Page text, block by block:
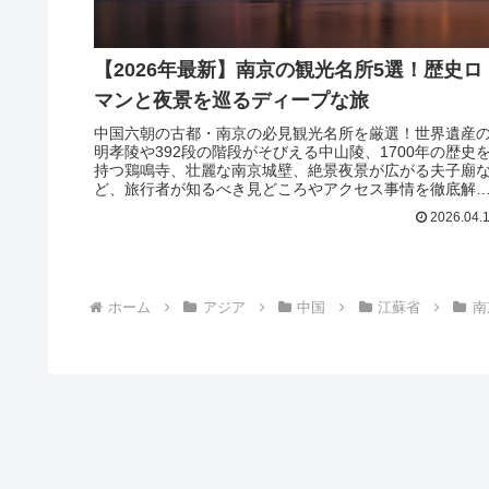
【2026年最新】南京の観光名所5選！歴史ロ
マンと夜景を巡るディープな旅
中国六朝の古都・南京の必見観光名所を厳選！世界遺産
明孝陵や392段の階段がそびえる中山陵、1700年の歴史を
持つ鶏鳴寺、壮麗な南京城壁、絶景夜景が広がる夫子廟な
ど、旅行者が知るべき見どころやアクセス事情を徹底解説
ホーム アジア 中国 江蘇省